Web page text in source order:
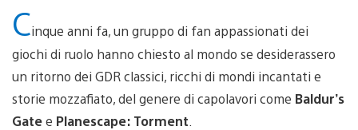
Cinque anni fa, un gruppo di fan appassionati dei
giochi di ruolo hanno chiesto al mondo se desiderassero
un ritorno dei GDR classici, ricchi di mondi incantati e
storie mozzafiato, del genere di capolavori come Baldur’s
Gatee Planescape: Torment